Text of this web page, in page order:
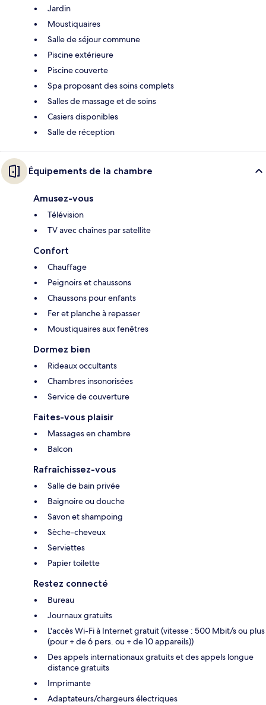
Jardin
Moustiquaires
Salle de séjour commune
Piscine extérieure
Piscine couverte
Spa proposant des soins complets
Salles de massage et de soins
Casiers disponibles
Salle de réception
Équipements de la chambre
Amusez-vous
Télévision
TV avec chaînes par satellite
Confort
Chauffage
Peignoirs et chaussons
Chaussons pour enfants
Fer et planche à repasser
Moustiquaires aux fenêtres
Dormez bien
Rideaux occultants
Chambres insonorisées
Service de couverture
Faites-vous plaisir
Massages en chambre
Balcon
Rafraîchissez-vous
Salle de bain privée
Baignoire ou douche
Savon et shampoing
Sèche-cheveux
Serviettes
Papier toilette
Restez connecté
Bureau
Journaux gratuits
L'accès Wi-Fi à Internet gratuit (vitesse : 500 Mbit/s ou plus
(pour + de 6 pers. ou + de 10 appareils))
Des appels internationaux gratuits et des appels longue
distance gratuits
Imprimante
Adaptateurs/chargeurs électriques